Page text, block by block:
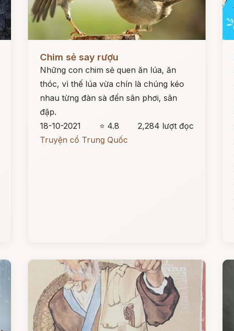
Chim sẻ say rượu
Những con chim sẻ quen ăn lúa, ăn
thóc, vì thế lúa vừa chín là chúng kéo
nhau từng đàn sà đến sân phơi, sân
đập.
18-10-2021
⭐ 4.8
2,284 lượt đọc
Truyện cổ Trung Quốc